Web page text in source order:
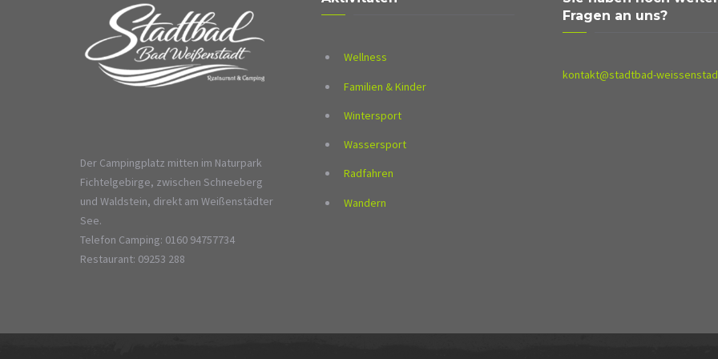
Der Campingplatz mitten im Naturpark
Fichtelgebirge, zwischen Schneeberg
und Waldstein, direkt am Weißenstädter
See.
Telefon Camping: 0160 94757734
Restaurant: 09253 288
Wellness
Familien & Kinder
Wintersport
Wassersport
Radfahren
Wandern
Fragen an uns?
kontakt@stadtbad-